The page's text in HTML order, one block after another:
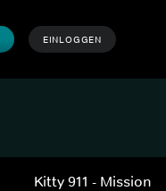
EINLOGGEN
Kitty 911 - Mission